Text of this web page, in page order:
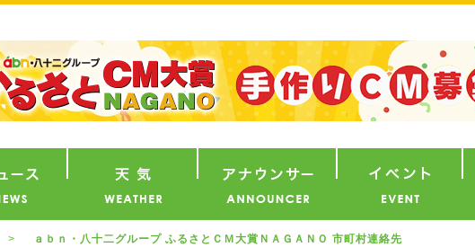
ａｂｎ・八十二グループ ふるさとＣＭ大賞ＮＡＧＡＮＯ 市町村連絡先